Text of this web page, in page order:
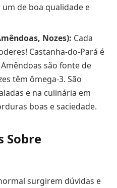
de boa qualidade e
Nozes): Cada
Castanha-do-Pará é
são fonte de
têm ômega-3. São
e na culinária em
boas e saciedade.
Sobre
surgirem dúvidas e